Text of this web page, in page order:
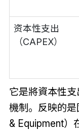
资本性支出
（CAPEX）
它是將資本性
機制。反映的
& Equipment）